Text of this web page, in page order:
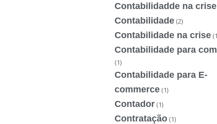
Contabilidadde na crise
Contabilidade (2)
Contabilidade na crise
Contabilidade para
(1)
Contabilidade para E-
commerce (1)
Contador (1)
Contratação (1)